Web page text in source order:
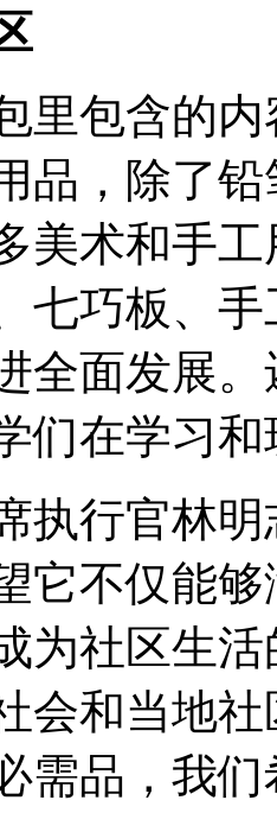
里包含的
品，除了
美术和手
七巧板、
全面发展
们在学习
执行官林
它不仅能
为社区生
会和当地
需品，我